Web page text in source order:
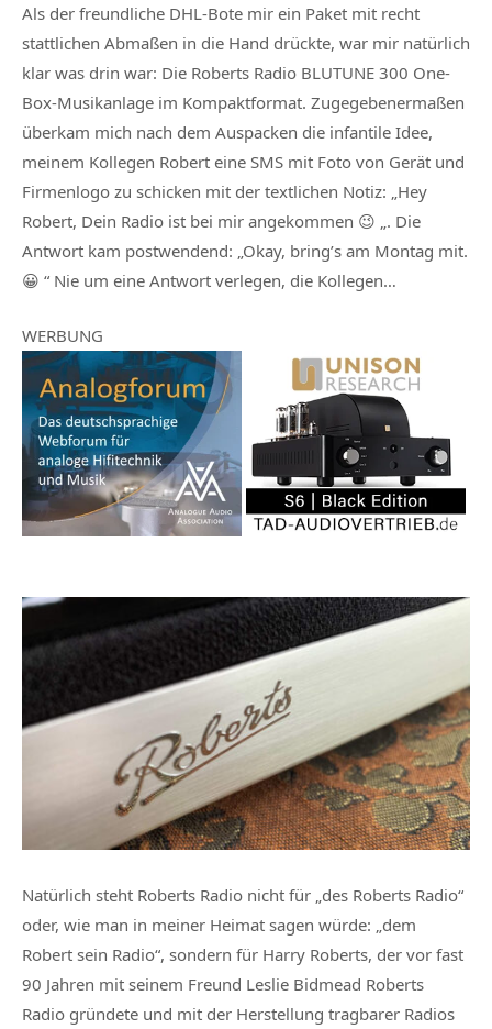
Als der freundliche DHL-Bote mir ein Paket mit recht
stattlichen Abmaßen in die Hand drückte, war mir natürlich
klar was drin war: Die Roberts Radio BLUTUNE 300 One-
Box-Musikanlage im Kompaktformat. Zugegebenermaßen
überkam mich nach dem Auspacken die infantile Idee,
meinem Kollegen Robert eine SMS mit Foto von Gerät und
Firmenlogo zu schicken mit der textlichen Notiz: „Hey
Robert, Dein Radio ist bei mir angekommen 😉 „. Die
Antwort kam postwendend: „Okay, bring’s am Montag mit.
😀 “ Nie um eine Antwort verlegen, die Kollegen…
WERBUNG
Natürlich steht Roberts Radio nicht für „des Roberts Radio“
oder, wie man in meiner Heimat sagen würde: „dem
Robert sein Radio“, sondern für Harry Roberts, der vor fast
90 Jahren mit seinem Freund Leslie Bidmead Roberts
Radio gründete und mit der Herstellung tragbarer Radios